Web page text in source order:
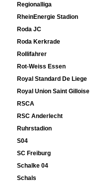
Regionalliga
RheinEnergie Stadion
Roda JC
Roda Kerkrade
Rollifahrer
Rot-Weiss Essen
Royal Standard De Liege
Royal Union Saint Gilloise
RSCA
RSC Anderlecht
Ruhrstadion
S04
SC Freiburg
Schalke 04
Schals